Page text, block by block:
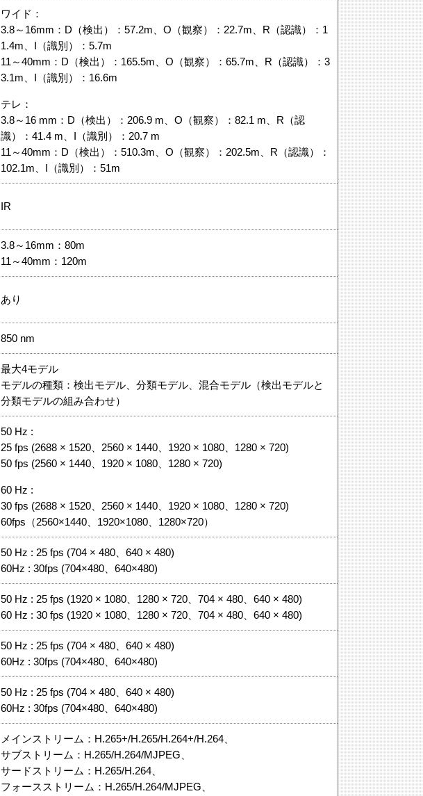
ワイド：
3.8～16mm：D（検出）：57.2m、O（観察）：22.7m、R（認識）：1
1.4m、I（識別）：5.7m
11～40mm：D（検出）：165.5m、O（観察）：65.7m、R（認識）：3
3.1m、I（識別）：16.6m
テレ：
3.8～16 mm：D（検出）：206.9 m、O（観察）：82.1 m、R（認
識）：41.4 m、I（識別）：20.7 m
11～40mm：D（検出）：510.3m、O（観察）：202.5m、R（認識）：
102.1m、I（識別）：51m
IR
3.8～16mm：80m
11～40mm：120m
あり
850 nm
最大4モデル
モデルの種類：検出モデル、分類モデル、混合モデル（検出モデルと
分類モデルの組み合わせ）
50 Hz :
25 fps (2688 × 1520、2560 × 1440、1920 × 1080、1280 × 720)
50 fps (2560 × 1440、1920 × 1080、1280 × 720)
60 Hz :
30 fps (2688 × 1520、2560 × 1440、1920 × 1080、1280 × 720)
60fps（2560×1440、1920×1080、1280×720）
50 Hz : 25 fps (704 × 480、640 × 480)
60Hz : 30fps (704×480、640×480)
50 Hz : 25 fps (1920 × 1080、1280 × 720、704 × 480、640 × 480)
60 Hz : 30 fps (1920 × 1080、1280 × 720、704 × 480、640 × 480)
50 Hz : 25 fps (704 × 480、640 × 480)
60Hz : 30fps (704×480、640×480)
50 Hz : 25 fps (704 × 480、640 × 480)
60Hz : 30fps (704×480、640×480)
メインストリーム：H.265+/H.265/H.264+/H.264、
サブストリーム：H.265/H.264/MJPEG、
サードストリーム：H.265/H.264、
フォースストリーム：H.265/H.264/MJPEG、